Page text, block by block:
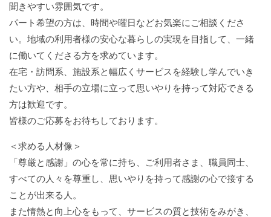
聞きやすい雰囲気です。
パート希望の方は、時間や曜日などお気楽にご相談くださ
い。地域の利用者様の安心な暮らしの実現を目指して、一緒
に働いてくださる方を求めています。
在宅・訪問系、施設系と幅広くサービスを経験し学んでいき
たい方や、相手の立場に立って思いやりを持って対応できる
方は歓迎です。
皆様のご応募をお待ちしております。
＜求める人材像＞
「尊厳と感謝」の心を常に持ち、ご利用者さま、職員同士、
すべての人々を尊重し、思いやりを持って感謝の心で接する
ことが出来る人。
また情熱と向上心をもって、サービスの質と技術をみがき、